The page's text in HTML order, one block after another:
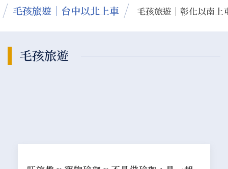
毛孩旅遊｜台中以北上車 毛孩旅遊｜彰化以南上
毛孩旅遊